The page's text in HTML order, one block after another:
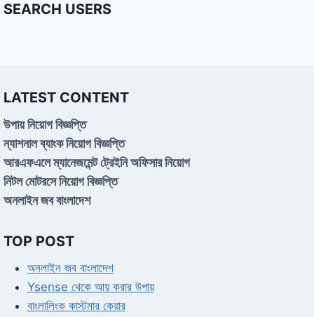
SEARCH USERS
LATEST CONTENT
উপায় নিয়োগ বিজ্ঞপ্তি
ন্যাশনাল ব্যাংক নিয়োগ বিজ্ঞপ্তি
আরএফএলে ম্যানেজমেন্ট ট্রেইনি অফিসার নিয়োগ
নিটল মোটরসে নিয়োগ বিজ্ঞপ্তি
অনলাইন জব বাংলাদেশ
TOP POST
অনলাইন জব বাংলাদেশ
Ysense থেকে আয় করার উপায়
বাংলালিংক কাস্টমার কেয়ার